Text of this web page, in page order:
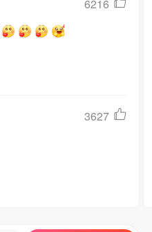
6216
3627